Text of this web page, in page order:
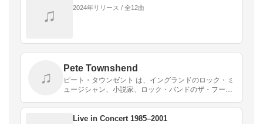
♫ 2024年リリース / 全12曲
♫
Pete Townshend
ピート・タウンゼント は、イングランドのロック・ミ
ュージシャン、小説家、ロック・バンドのザ・フーの
Live in Concert 1985–2001